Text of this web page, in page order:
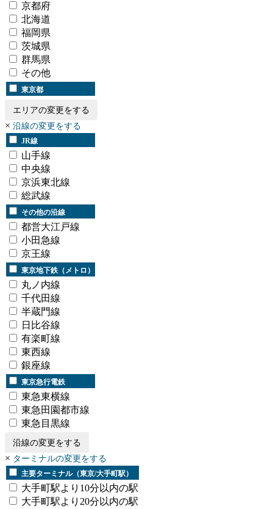
京都府
北海道
福岡県
茨城県
群馬県
その他
東京都
エリアの変更をする
× 沿線の変更をする
JR線
山手線
中央線
京浜東北線
総武線
その他の沿線
都営大江戸線
小田急線
京王線
東京地下鉄（メトロ）
丸ノ内線
千代田線
半蔵門線
日比谷線
有楽町線
東西線
銀座線
東京急行電鉄
東急東横線
東急田園都市線
東急目黒線
沿線の変更をする
× ターミナルの変更をする
主要ターミナル（東京/大手町駅）
大手町駅より10分以内の駅
大手町駅より20分以内の駅